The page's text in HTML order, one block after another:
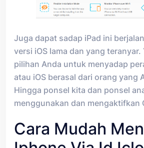
Juga dapat sadap iPad ini
versi iOS lama dan yang teranyar.
pilihan Anda untuk menyadap
atau iOS berasal dari orang yang
Hingga ponsel kita dan ponsel
menggunakan dan mengaktifkan
Cara Mudah